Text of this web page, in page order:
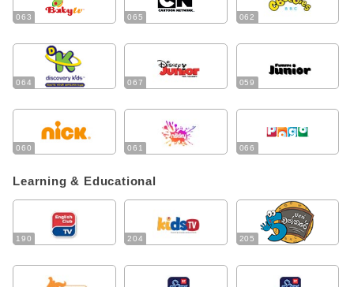
063 065 062
064 067 059
060 061 066
Learning & Educational
190 204 205